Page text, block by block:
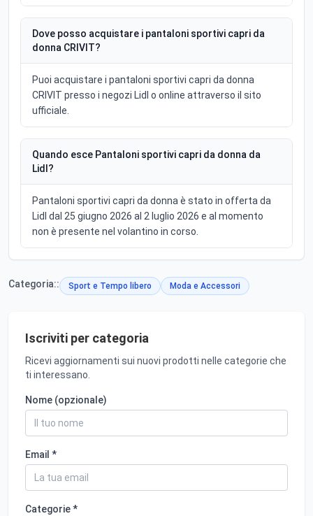
Dove posso acquistare i pantaloni sportivi capri da
donna CRIVIT?
Puoi acquistare i pantaloni sportivi capri da donna
CRIVIT presso i negozi Lidl o online attraverso il sito
ufficiale.
Quando esce Pantaloni sportivi capri da donna da
Lidl?
Pantaloni sportivi capri da donna è stato in offerta da
Lidl dal 25 giugno 2026 al 2 luglio 2026 e al momento
non è presente nel volantino in corso.
Categoria:: Sport e Tempo libero Moda e Accessori
Iscriviti per categoria
Ricevi aggiornamenti sui nuovi prodotti nelle categorie che
ti interessano.
Nome (opzionale)
Email *
Categorie *